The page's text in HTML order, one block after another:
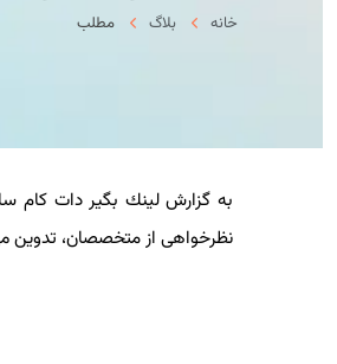
خانه بلاگ مطلب
نظرخواهی از متخصصان، تدوین